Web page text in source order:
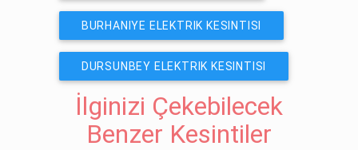
BURHANIYE ELEKTRIK KESINTISI
DURSUNBEY ELEKTRIK KESINTISI
İlginizi Çekebilecek
Benzer Kesintiler